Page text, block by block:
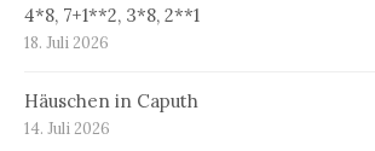
4*8, 7+1**2, 3*8, 2**1
18. Juli 2026
Häuschen in Caputh
14. Juli 2026